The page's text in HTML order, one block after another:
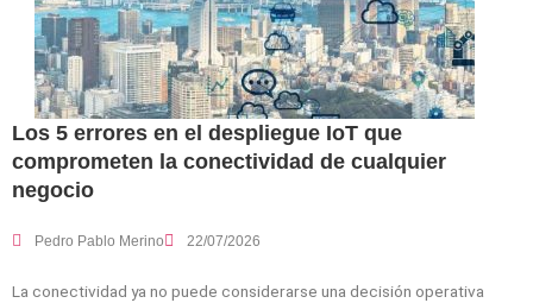
Los 5 errores en el despliegue IoT que
comprometen la conectividad de cualquier
negocio
Pedro Pablo Merino 22/07/2026
La conectividad ya no puede considerarse una decisión operativa